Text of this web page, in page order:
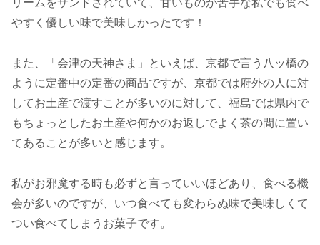
リームをサンドされていて、甘いものが苦手な私でも食べ
やすく優しい味で美味しかったです！
また、「会津の天神さま」といえば、京都で言う八ッ橋の
ように定番中の定番の商品ですが、京都では府外の人に対
してお土産で渡すことが多いのに対して、福島では県内で
もちょっとしたお土産や何かのお返しでよく茶の間に置い
てあることが多いと感じます。
私がお邪魔する時も必ずと言っていいほどあり、食べる機
会が多いのですが、いつ食べても変わらぬ味で美味しくて
つい食べてしまうお菓子です。